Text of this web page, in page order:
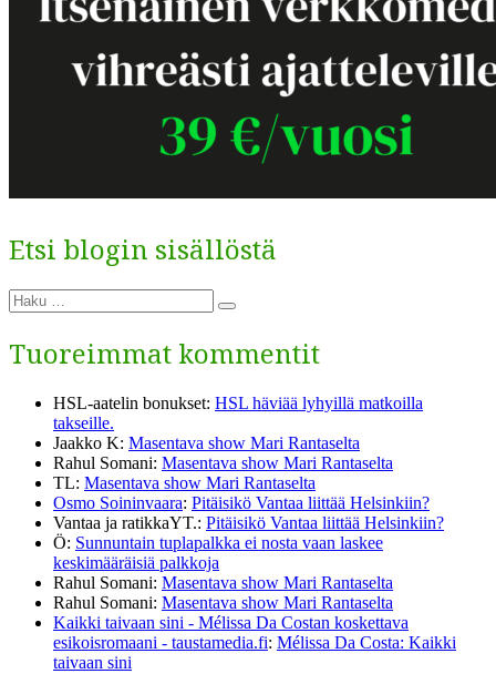
Etsi blogin sisällöstä
Etsi:
Haku
Tuoreimmat kommentit
HSL-aatelin bonukset: HSL häviää lyhyillä matkoilla
takseille.
Jaakko K: Masentava show Mari Rantaselta
Rahul Somani: Masentava show Mari Rantaselta
TL: Masentava show Mari Rantaselta
Osmo Soininvaara: Pitäisikö Vantaa liittää Helsinkiin?
Vantaa ja ratikkaYT.: Pitäisikö Vantaa liittää Helsinkiin?
Ö: Sunnuntain tuplapalkka ei nosta vaan laskee
keskimääräisiä palkkoja
Rahul Somani: Masentava show Mari Rantaselta
Rahul Somani: Masentava show Mari Rantaselta
Kaikki taivaan sini - Mélissa Da Costan koskettava
esikoisromaani - taustamedia.fi: Mélissa Da Costa: Kaikki
taivaan sini